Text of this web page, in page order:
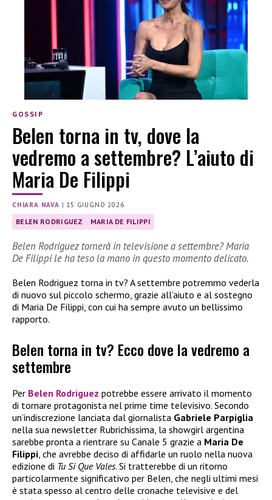
GOSSIP
Belen torna in tv, dove la
vedremo a settembre? L’aiuto di
Maria De Filippi
CHIARA NAVA | 15 GIUGNO 2026
BELEN RODRIGUEZ MARIA DE FILIPPI
Belen Rodriguez tornerà in televisione a settembre? Maria
De Filippi le ha teso la mano in questo momento delicato.
Belen Rodriguez torna in tv? A settembre potremmo vederla
di nuovo sul piccolo schermo, grazie all’aiuto e al sostegno
di Maria De Filippi, con cui ha sempre avuto un bellissimo
rapporto.
Belen torna in tv? Ecco dove la vedremo a
settembre
Per Belen Rodriguez potrebbe essere arrivato il momento
di tornare protagonista nel prime time televisivo. Secondo
un’indiscrezione lanciata dal giornalista Gabriele Parpiglia
nella sua newsletter Rubrichissima, la showgirl argentina
sarebbe pronta a rientrare su Canale 5 grazie a Maria De
Filippi, che avrebbe deciso di affidarle un ruolo nella nuova
edizione di Tu Si Que Vales. Si tratterebbe di un ritorno
particolarmente significativo per Belen, che negli ultimi mesi
è stata spesso al centro delle cronache televisive e del